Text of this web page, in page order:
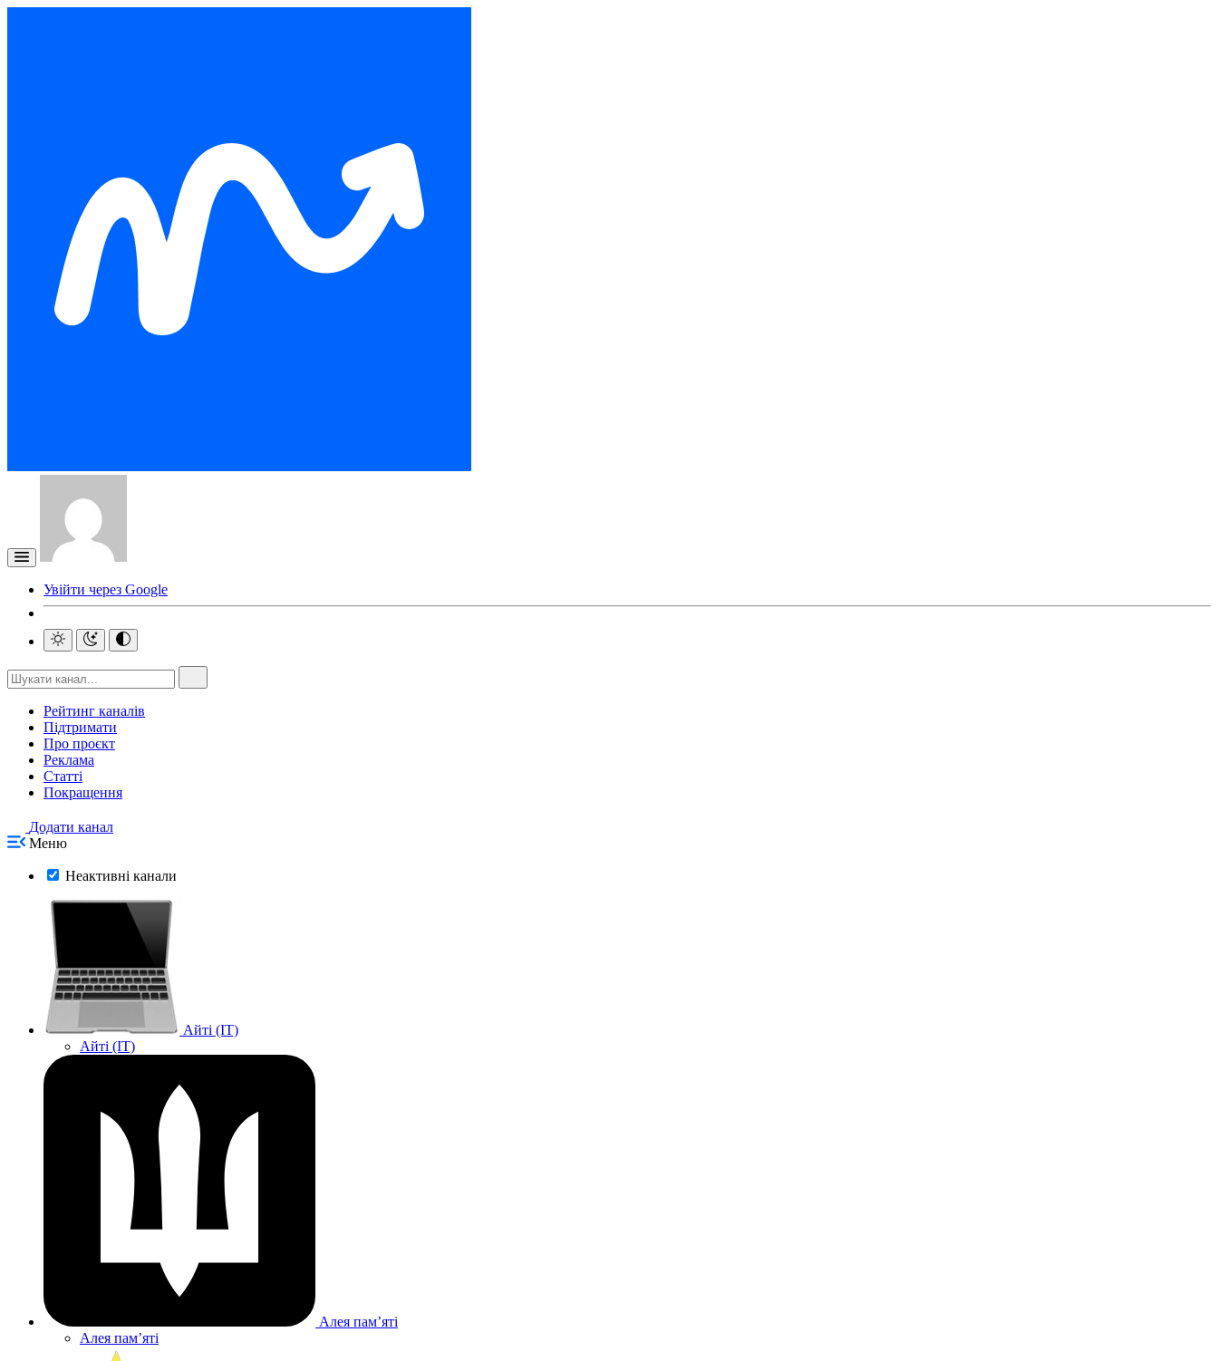
Увійти через Google
Рейтинг каналів
Підтримати
Про проєкт
Реклама
Статті
Покращення
Додати канал
Меню
Неактивні канали
Айті (IT)
Айті (IT)
Алея памʼяті
Алея памʼяті